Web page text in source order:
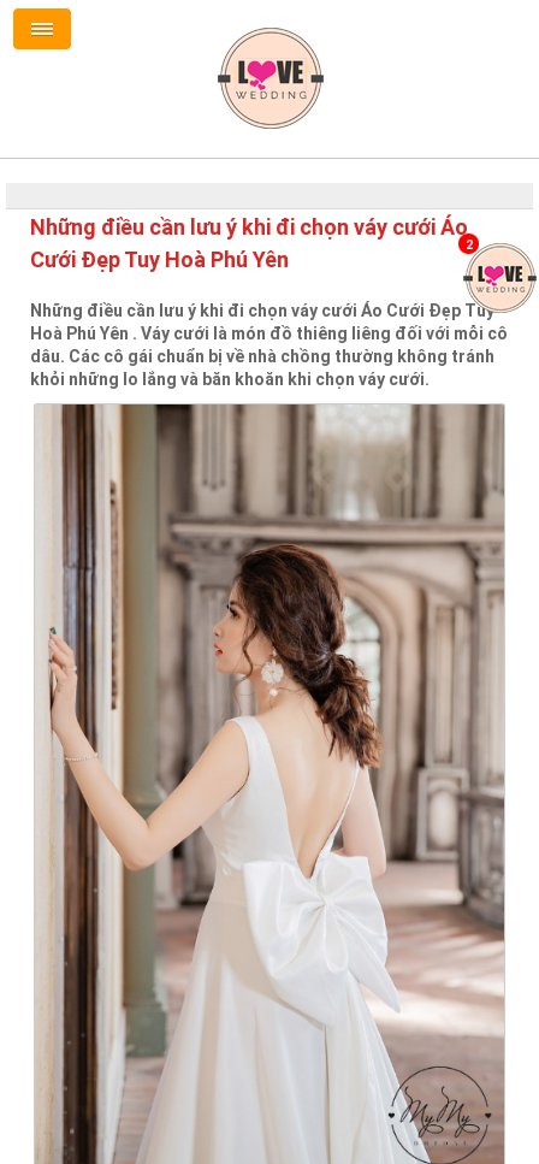
Những điều cần lưu ý khi đi chọn váy cưới Áo
Cưới Đẹp Tuy Hoà Phú Yên
Những điều cần lưu ý khi đi chọn váy cưới Áo Cưới Đẹp Tuy
Hoà Phú Yên . Váy cưới là món đồ thiêng liêng đối với mỗi cô
dâu. Các cô gái chuẩn bị về nhà chồng thường không tránh
khỏi những lo lắng và băn khoăn khi chọn váy cưới.
2